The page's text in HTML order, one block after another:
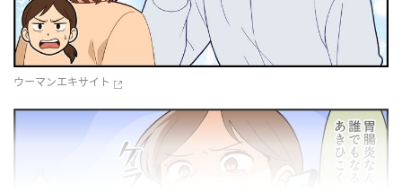
ウーマンエキサイト